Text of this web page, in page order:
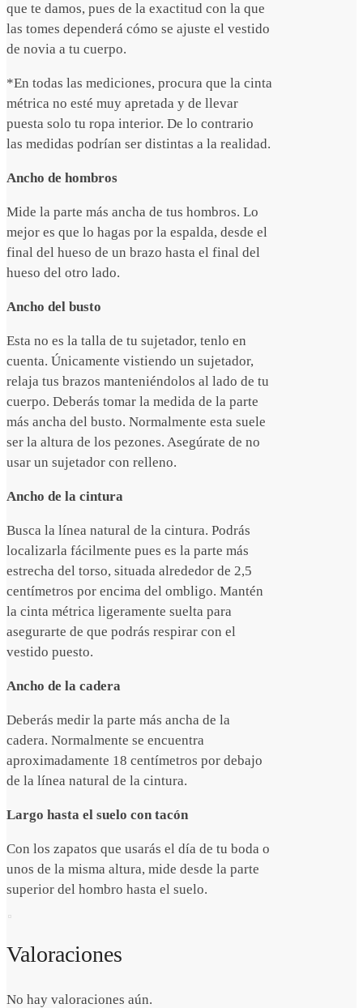
que te damos, pues de la exactitud con la que
las tomes dependerá cómo se ajuste el vestido
de novia a tu cuerpo.
*En todas las mediciones, procura que la cinta
métrica no esté muy apretada y de llevar
puesta solo tu ropa interior. De lo contrario
las medidas podrían ser distintas a la realidad.
Ancho de hombros
Mide la parte más ancha de tus hombros. Lo
mejor es que lo hagas por la espalda, desde el
final del hueso de un brazo hasta el final del
hueso del otro lado.
Ancho del busto
Esta no es la talla de tu sujetador, tenlo en
cuenta. Únicamente vistiendo un sujetador,
relaja tus brazos manteniéndolos al lado de tu
cuerpo. Deberás tomar la medida de la parte
más ancha del busto. Normalmente esta suele
ser la altura de los pezones. Asegúrate de no
usar un sujetador con relleno.
Ancho de la cintura
Busca la línea natural de la cintura. Podrás
localizarla fácilmente pues es la parte más
estrecha del torso, situada alrededor de 2,5
centímetros por encima del ombligo. Mantén
la cinta métrica ligeramente suelta para
asegurarte de que podrás respirar con el
vestido puesto.
Ancho de la cadera
Deberás medir la parte más ancha de la
cadera. Normalmente se encuentra
aproximadamente 18 centímetros por debajo
de la línea natural de la cintura.
Largo hasta el suelo con tacón
Con los zapatos que usarás el día de tu boda o
unos de la misma altura, mide desde la parte
superior del hombro hasta el suelo.
Valoraciones
No hay valoraciones aún.